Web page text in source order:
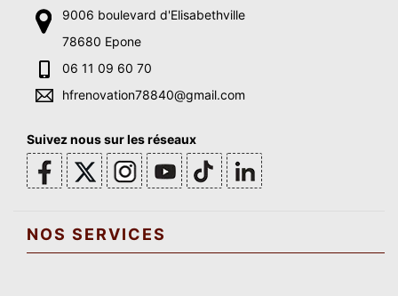
9006 boulevard d'Elisabethville
78680 Epone
06 11 09 60 70
hfrenovation78840@gmail.com
Suivez nous sur les réseaux
NOS SERVICES